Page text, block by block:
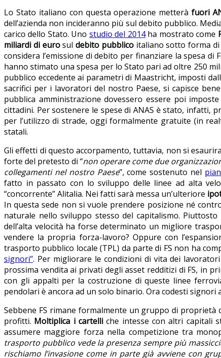
Lo Stato italiano con questa operazione metteràfuori
dell’azienda non incideranno più sul debito pubblico.
carico dello Stato. Uno studio del 2014ha mostrato come
miliardi di eurosuldebito pubblicoitaliano sotto forma di
considera l’emissione di debito per finanziare la spesa
hanno stimato una spesa per lo Stato pari ad oltre 250
pubblico eccedente ai parametri di Maastricht, imposti
sacrifici per i lavoratori del nostro Paese, si capisce
pubblica amministrazione dovessero essere poi
cittadini. Per sostenere le spese di ANAS è stato, infatti,
per l’utilizzo di strade, oggi formalmente gratuite (in
statali.
Gli effetti di questo accorpamento, tuttavia, non si
forte del pretesto di “non operare come due
collegamenti nel nostro Paese”, come sostenuto nel
fatto in passato con lo sviluppo delle linee ad alta
“concorrente” Alitalia. Nei fatti sarà messa un’ulteriore
In questa sede non si vuole prendere posizione né
naturale nello sviluppo stesso del capitalismo.
dell’alta velocità ha forse determinato un migliore
vendere la propria forza-lavoro? Oppure con
trasporto pubblico locale (TPL) da parte di FS non ha
signori”. Per migliorare le condizioni di vita dei
prossima vendita ai privati degli asset redditizi di FS, in
con gli appalti per la costruzione di queste linee
pendolari è ancora ad un solo binario. Ora codesti
Sebbene FS rimane formalmente un gruppo di proprietà
profitti. Moltiplica i cartelliche intesse con altri capitali
assumere maggiore forza nella competizione tra
trasporto pubblico vede la presenza sempre più
rischiamo l’invasione come in parte già avviene con